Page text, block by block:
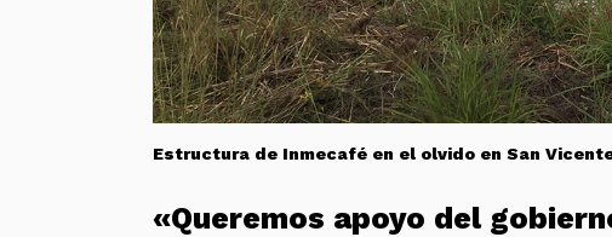
Estructura de Inmecafé en el olvido en San
«Queremos apoyo del